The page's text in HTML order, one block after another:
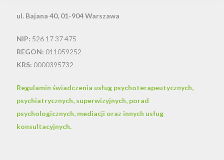
ul. Bajana 40, 01-904 Warszawa
NIP: 526 17 37 475
REGON: 011059252
KRS: 0000395732
Regulamin świadczenia usług psychoterapeutycznych,
psychiatrycznych, superwizyjnych, porad
psychologicznych, mediacji oraz innych usług
konsultacyjnych.